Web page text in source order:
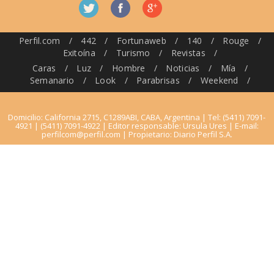
Perfil.com / 442 / Fortunaweb / 140 / Rouge
/
Exitoína
/ Turismo / Revistas
/
Caras
/ Luz / Hombre / Noticias / Mía
/
Semanario
/ Look / Parabrisas / Weekend /
Domicilio: California 2715, C1289ABI, CABA, Argentina | Tel: (5411) 7091-
4921 | (5411) 7091-4922 | Editor responsable: Ursula Ures | E-mail:
perfilcom@perfil.com | Propietario: Diario Perfil S.A.